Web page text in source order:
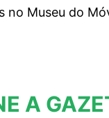
no Museu do
A